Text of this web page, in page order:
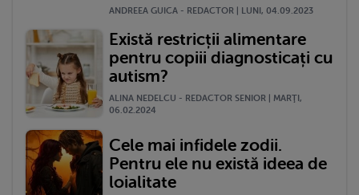
ANDREEA GUICA - REDACTOR | LUNI, 04.09.2023
Există restricții alimentare
pentru copiii diagnosticați cu
autism?
ALINA NEDELCU - REDACTOR SENIOR | MARŢI,
06.02.2024
Cele mai infidele zodii.
Pentru ele nu există ideea de
loialitate